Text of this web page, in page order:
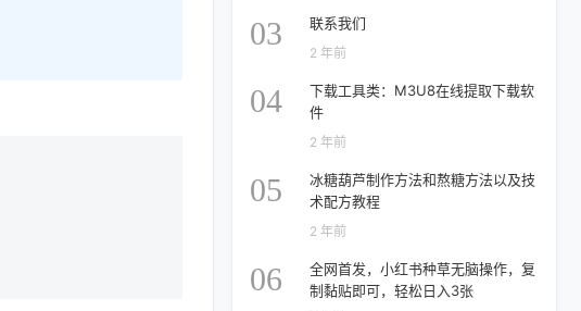
03 联系我们
2 年前
04
下载工具类：M3U8在线提取下载软
件
2 年前
05
冰糖葫芦制作方法和熬糖方法以及技
术配方教程
2 年前
06
全网首发，小红书种草无脑操作，复
制黏贴即可，轻松日入3张